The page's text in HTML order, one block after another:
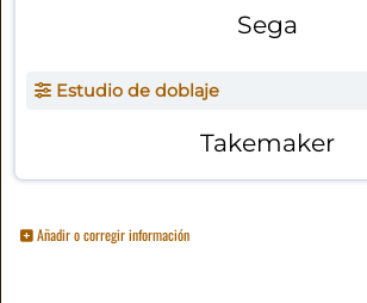
Sega
Estudio de doblaje
Takemaker
Añadir o corregir información